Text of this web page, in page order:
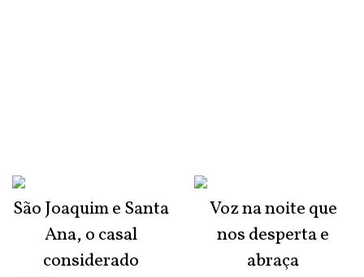
São Joaquim e Santa
Ana, o casal
considerado
Voz na noite que
nos desperta e
abraça